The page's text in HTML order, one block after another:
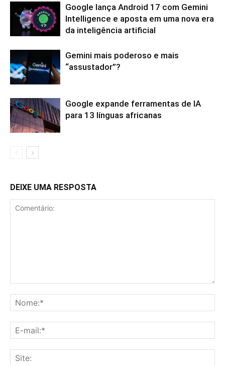
Google lança Android 17 com Gemini
Intelligence e aposta em uma nova era
da inteligência artificial
Gemini mais poderoso e mais
“assustador”?
Google expande ferramentas de IA
para 13 línguas africanas
DEIXE UMA RESPOSTA